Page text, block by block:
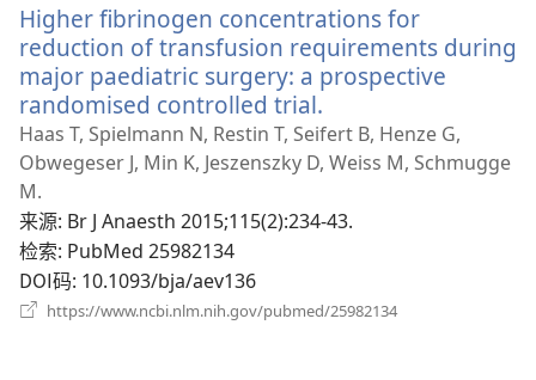
Higher fibrinogen concentrations for
reduction of transfusion requirements during
major paediatric surgery: a prospective
randomised controlled trial.
开
新
口）
Haas T, Spielmann N, Restin T, Seifert B, Henze G,
Obwegeser J, Min K, Jeszenszky D, Weiss M, Schmugge
M.
来源‎: Br J Anaesth 2015;115(2):234-43.
检索‎: PubMed 25982134
DOI码‎: 10.1093/bja/aev136
https://www.ncbi.nlm.nih.gov/pubmed/25982134